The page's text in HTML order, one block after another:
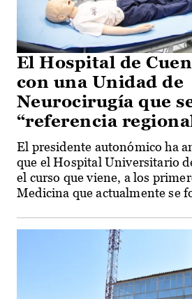
El Hospital de
con una Unidad de
Neurocirugía que
“referencia
El presidente autonómico ha
que el Hospital Universitario
el curso que viene, a los
Medicina que actualmente se